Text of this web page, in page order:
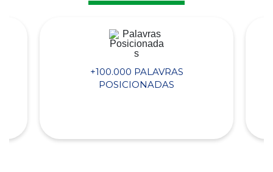
+100.000 PALAVRAS
POSICIONADAS